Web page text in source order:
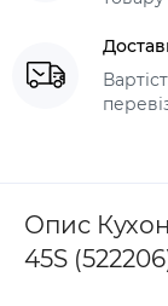
Опис
45S